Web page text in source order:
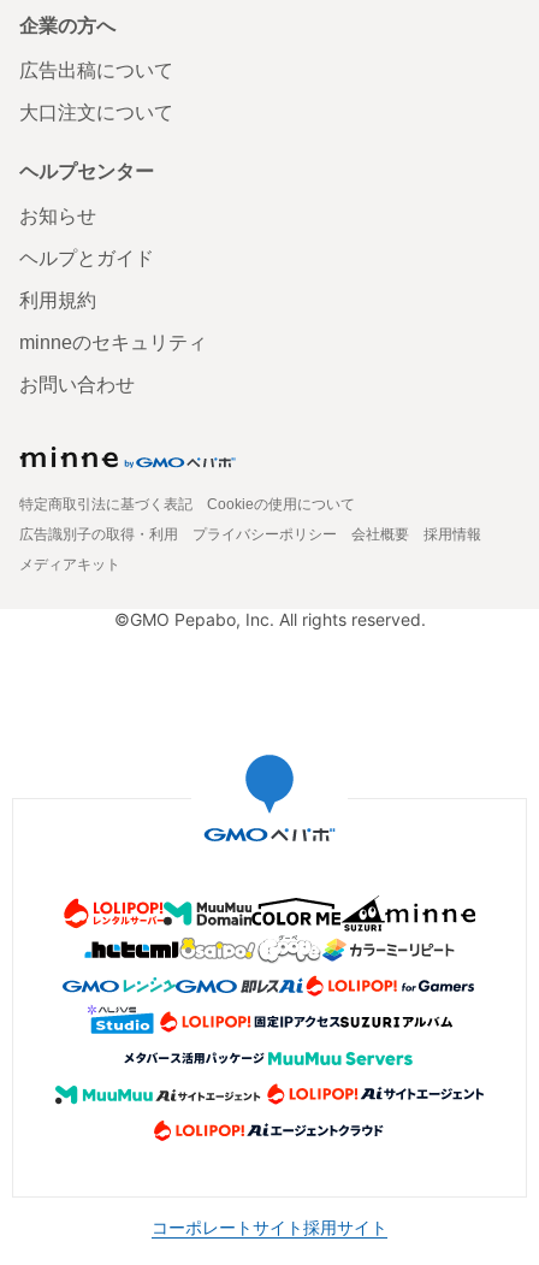
企業の方へ
広告出稿について
大口注文について
ヘルプセンター
お知らせ
ヘルプとガイド
利用規約
minneのセキュリティ
お問い合わせ
特定商取引法に基づく表記
Cookieの使用について
広告識別子の取得・利用
プライバシーポリシー 会社概要
採用情報
メディアキット
©GMO Pepabo, Inc. All rights reserved.
コーポレートサイト採用サイト